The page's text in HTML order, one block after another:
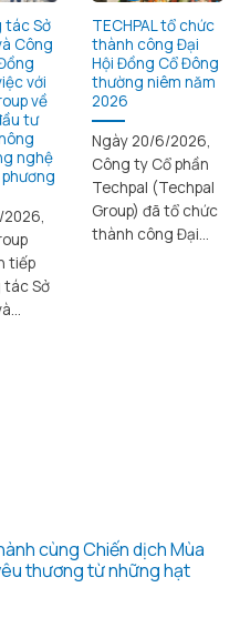
tác Sở
Công
với
về
tư
nghệ
tiếp
tác Sở
TECHPAL tổ chức
thành công Đại
Hội Đồng Cổ Đông
thường niêm năm
2026
Ngày 20/6/2026,
Công ty Cổ phần
Techpal (Techpal
Group) đã tổ chức
thành công Đại...
cùng Chiến dịch Mùa
thương từ những hạt